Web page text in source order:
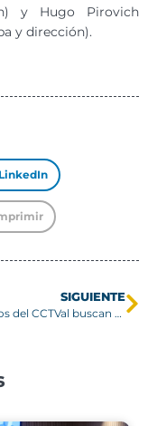
y Hugo Pirovich
y dirección).
LinkedIn
SIGUIENTE
Científicos del CCTVal buscan crear implantes de piel a partir de organismos marinos